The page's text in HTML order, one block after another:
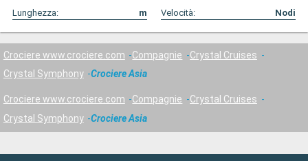
Lunghezza:
m Velocità: Nodi
Crociere www.crociere.com Compagnie
Crystal Cruises
Crystal Symphony
Crociere Asia
Crociere www.crociere.com Compagnie
Crystal Cruises
Crystal Symphony
Crociere Asia